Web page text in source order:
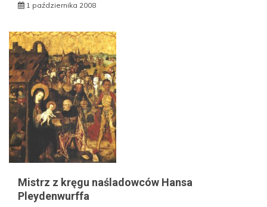
1 października 2008
Mistrz z kręgu naśladowców Hansa
Pleydenwurffa